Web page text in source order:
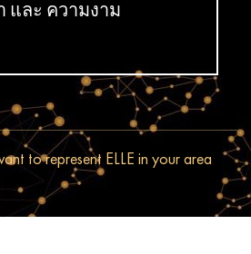
และ ความงาม
to represent ELLE in your area